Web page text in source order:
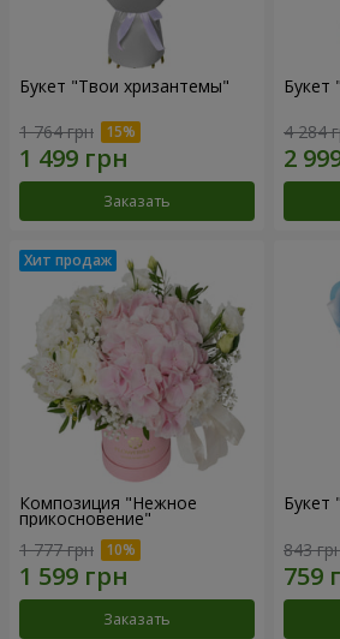
Букет "Твои хризантемы"
1 764 грн
Заказать
4 284
Композиция "Нежное
прикосновение"
1 777 грн
Заказать
Букет
843